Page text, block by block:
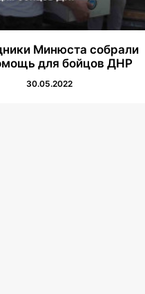
Минюста собрали
для бойцов ДНР
30.05.2022